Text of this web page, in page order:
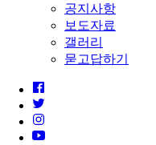
공지사항
보도자료
갤러리
묻고답하기